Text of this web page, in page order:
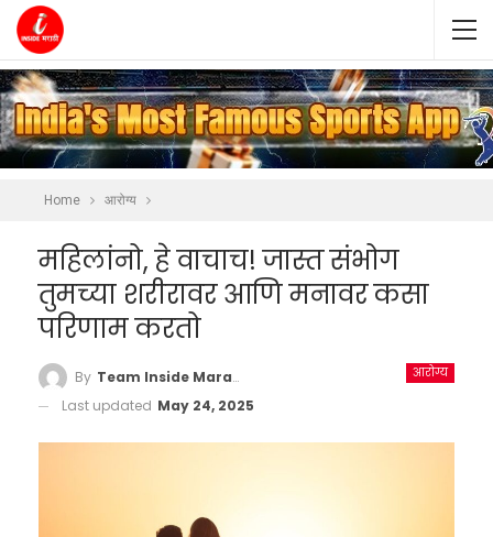
Home आरोग्य
महिलांनो, हे वाचाच! जास्त संभोग
तुमच्या शरीरावर आणि मनावर कसा
परिणाम करतो
आरोग्य
By Team Inside Marathi
Last updated May 24, 2025